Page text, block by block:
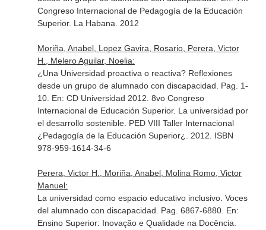
Congreso Internacional de Pedagogía de la Educación
Superior. La Habana. 2012
Moriña, Anabel, Lopez Gavira, Rosario, Perera, Victor
H., Melero Aguilar, Noelia:
¿Una Universidad proactiva o reactiva? Reflexiones
desde un grupo de alumnado con discapacidad. Pag. 1-
10. En: CD Universidad 2012. 8vo Congreso
Internacional de Educación Superior. La universidad por
el desarrollo sostenible. PED VIII Taller Internacional
¿Pedagogía de la Educación Superior¿
. 2012. ISBN
978-959-1614-34-6
Perera, Victor H., Moriña, Anabel, Molina Romo, Victor
Manuel:
La universidad como espacio educativo inclusivo. Voces
del alumnado con discapacidad. Pag. 6867-6880. En:
Ensino Superior: Inovação e Qualidade na Docência